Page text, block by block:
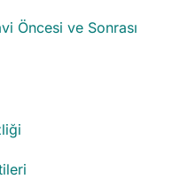
Öncesi ve Sonrası